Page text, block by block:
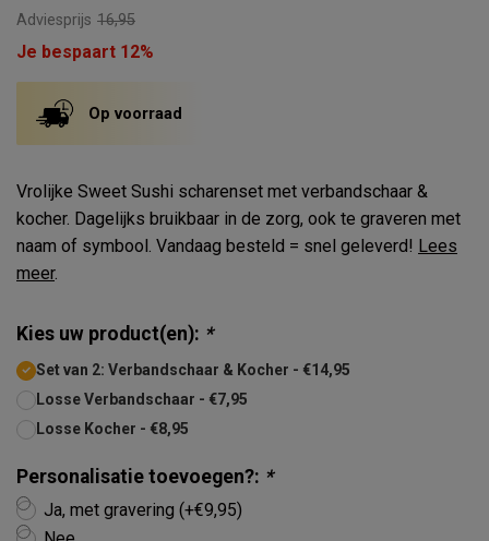
Adviesprijs 16,95
Je bespaart 12%
Op voorraad
Vrolijke Sweet Sushi scharenset met verbandschaar &
kocher. Dagelijks bruikbaar in de zorg, ook te graveren met
naam of symbool. Vandaag besteld = snel geleverd! Lees
meer.
Kies uw product(en): *
Set van 2: Verbandschaar & Kocher - €14,95
Losse Verbandschaar - €7,95
Losse Kocher - €8,95
Personalisatie toevoegen?: *
Ja, met gravering (+€9,95)